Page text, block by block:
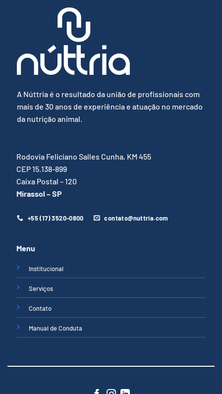
A Núttria é o resultado da união de profissionais com
mais de 30 anos de experiência e atuação no mercado
da nutrição animal.
Rodovia Feliciano Salles Cunha, KM 455
CEP 15.138-899
Caixa Postal – 120
Mirassol – SP
+55 (17) 3520-0800 contato@nuttria.com
Menu
Institucional
Serviços
Contato
Manual de Conduta